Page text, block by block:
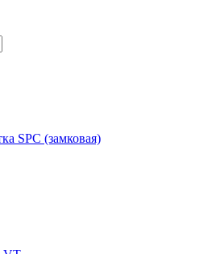
SPC (замковая)